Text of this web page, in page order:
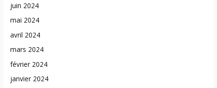
juin 2024
mai 2024
avril 2024
mars 2024
février 2024
janvier 2024